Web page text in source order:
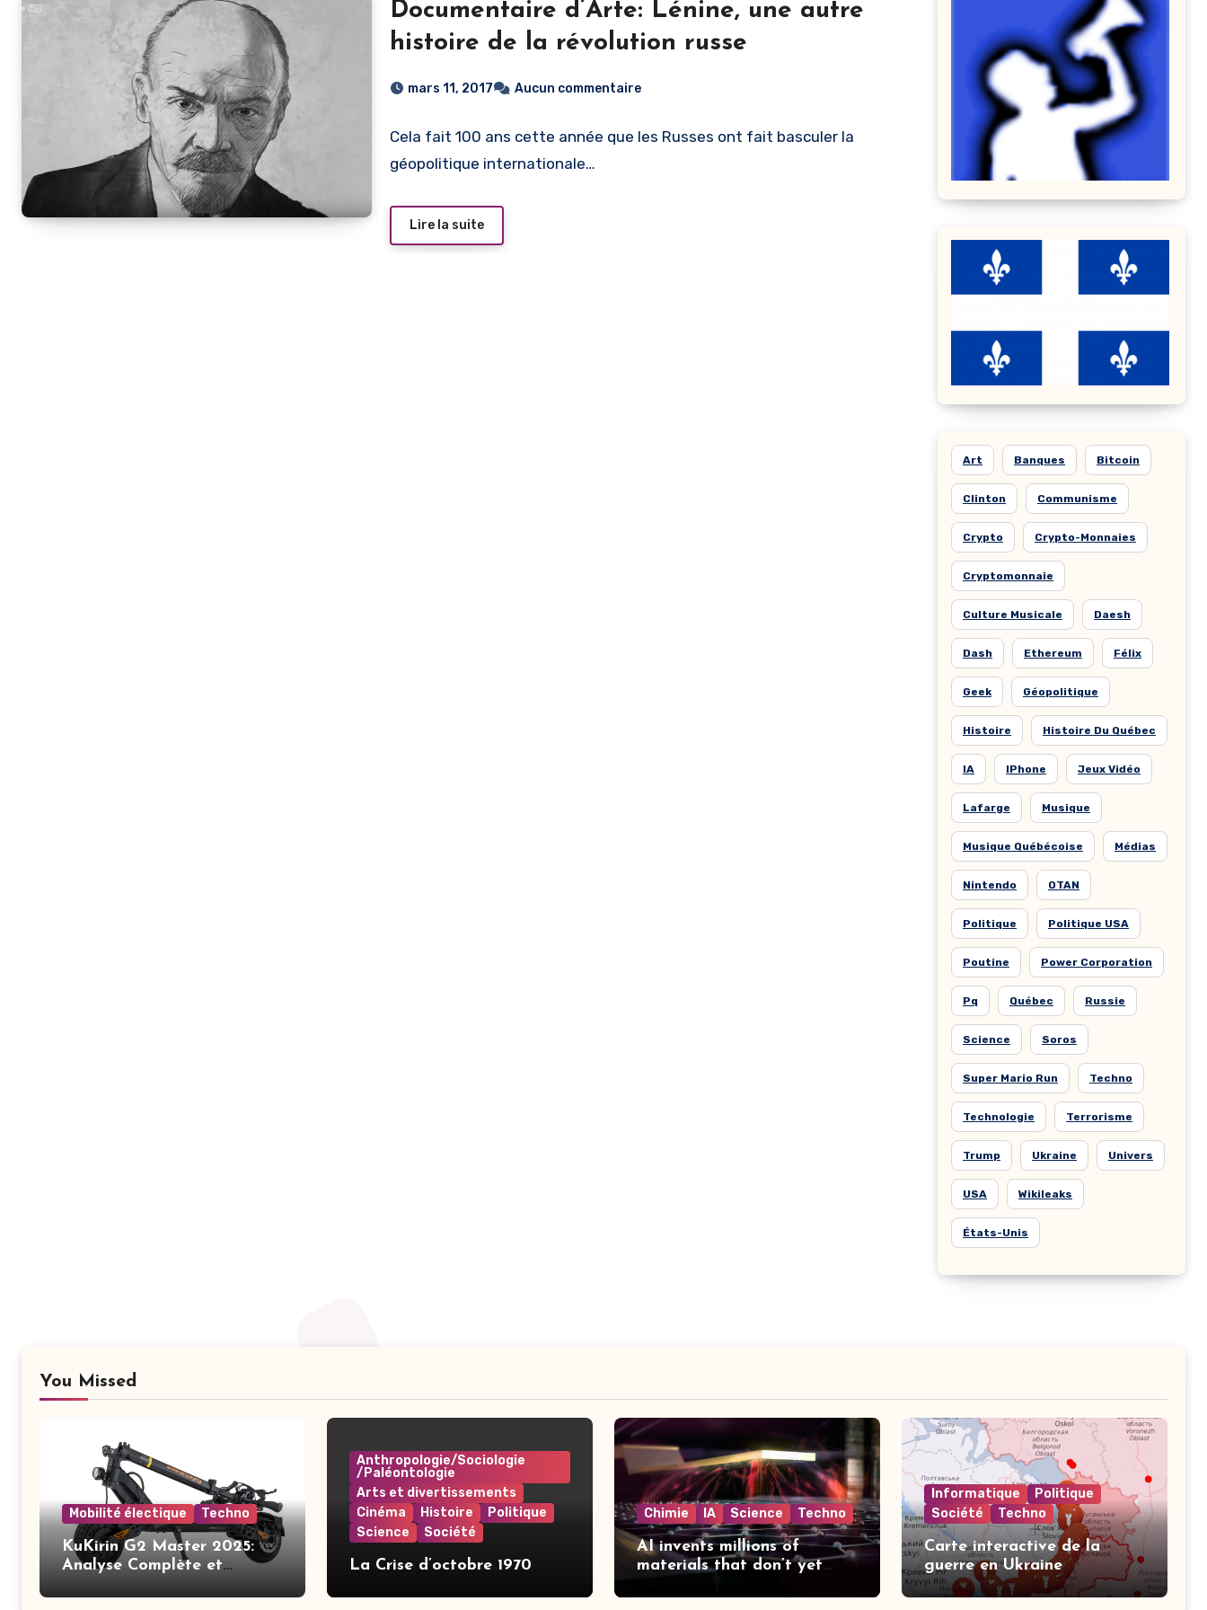
Documentaire d’Arte: Lénine, une autre
histoire de la révolution russe
mars 11, 2017 Aucun commentaire
Cela fait 100 ans cette année que les Russes ont fait basculer la
géopolitique internationale…
Lire la suite
Art Banques Bitcoin
Clinton Communisme
Crypto Crypto-Monnaies
Cryptomonnaie
Culture Musicale Daesh
Dash Ethereum Félix
Geek Géopolitique
Histoire Histoire Du Québec
IA IPhone Jeux Vidéo
Lafarge Musique
Musique Québécoise Médias
Nintendo OTAN
Politique Politique USA
Poutine Power Corporation
Pq Québec Russie
Science Soros
Super Mario Run Techno
Technologie Terrorisme
Trump Ukraine Univers
USA Wikileaks
États-Unis
You Missed
Mobilité électique Techno
KuKirin G2 Master 2025:
Analyse Complète et
Anthropologie/Sociologie
/Paléontologie
Arts et divertissements
Cinéma
Histoire
Politique
Science
Société
La Crise d’octobre 1970
Chimie IA Science Techno
AI invents millions of
materials that don’t yet
Informatique
Politique
Société
Techno
Carte interactive de la
guerre en Ukraine